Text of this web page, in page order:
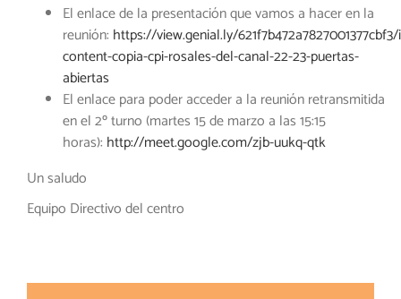
El enlace de la presentación que vamos a hacer en la
reunión: https://view.genial.ly/
content-copia-cpi-rosales-del-canal-22-23-puertas-
abiertas
El enlace para poder acceder a la reunión retransmitida
en el 2º turno (martes 15 de marzo a las 15:15
horas): http://meet.google.com/zjb-uukq-qtk
Un saludo
Equipo Directivo del centro